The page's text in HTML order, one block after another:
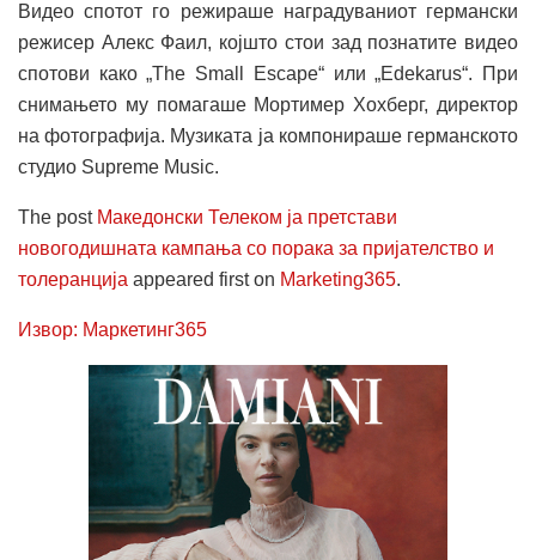
Видео спотот го режираше наградуваниот германски
режисер Алекс Фаил, којшто стои зад познатите видео
спотови како „The Small Escape“ или „Edekarus“. При
снимањето му помагаше Мортимер Хохберг, директор
на фотографија. Музиката ја компонираше германското
студио Supreme Music.
The post Македонски Телеком ја претстави
новогодишната кампања со порака за пријателство и
толеранција appeared first on Marketing365.
Извор: Маркетинг365